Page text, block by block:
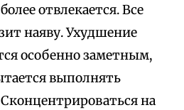
отвлекается. Все
наяву. Ухудшение
особенно заметным,
выполнять
на